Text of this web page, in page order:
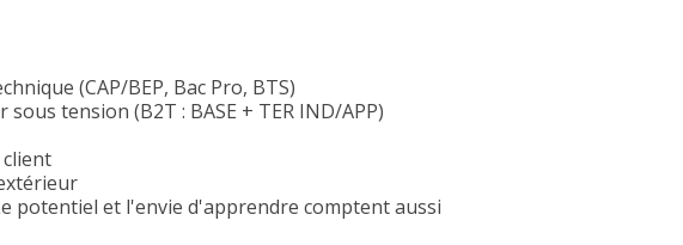
(CAP/BEP, Bac Pro, BTS)
tension (B2T : BASE + TER IND/APP)
potentiel et l'envie d'apprendre comptent aussi